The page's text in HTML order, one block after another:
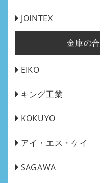
JOINTEX
金庫の
EIKO
キング工業
KOKUYO
アイ・エス・ケイ
SAGAWA